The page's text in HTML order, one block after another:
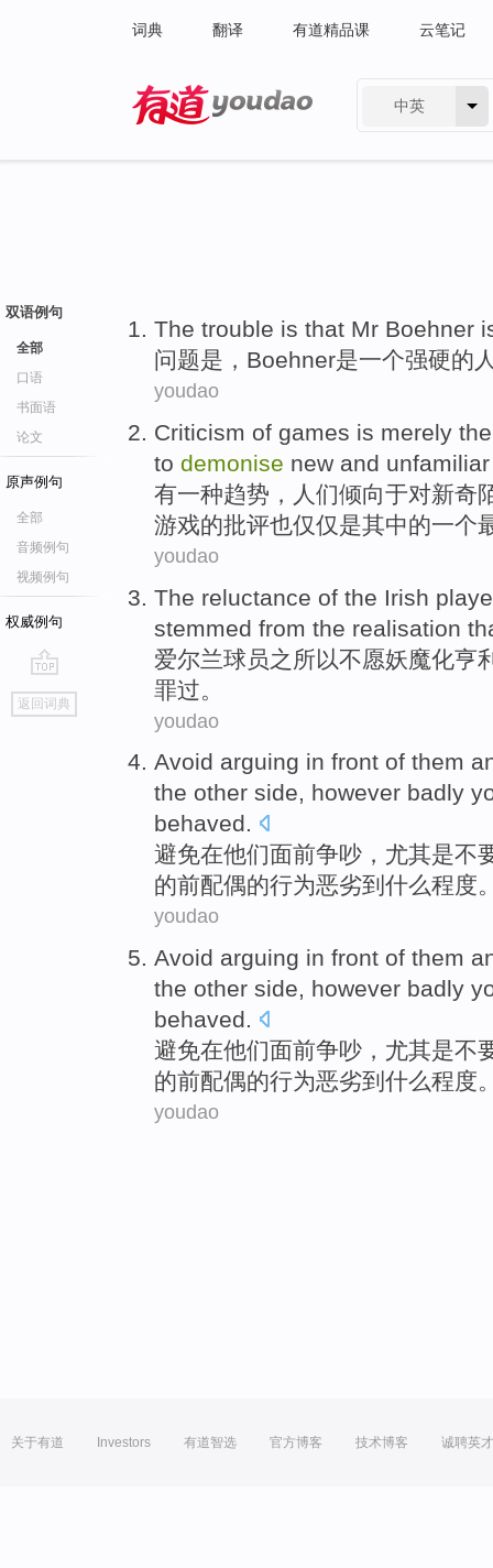
词典 翻译 有道精品课 云笔记
中英
双语例句
全部
口语
书面语
论文
原声例句
全部
音频例句
视频例句
权威例句
go
top
返回词典
The trouble is that Mr Boehner
问题是 ， Boehner是一个强硬的
youdao
Criticism of games is merely
to demonise new and unfamiliar
有一种趋势 ，人们倾向于对新奇
游戏的批评也仅仅是其中的一个
youdao
The reluctance of the Irish
stemmed from the realisation
爱尔兰球员之所以不愿妖魔化亨
罪过 。
youdao
Avoid arguing in front of them
the other side, however badly
behaved.
避免在他们面前争吵 ， 尤其是不
的前配偶的行为恶劣到什么程度
youdao
Avoid arguing in front of them
the other side, however badly
behaved.
避免在他们面前争吵 ， 尤其是不
的前配偶的行为恶劣到什么程度
youdao
关于有道 Investors 有道智选 官方博客 技术博客 诚聘英才